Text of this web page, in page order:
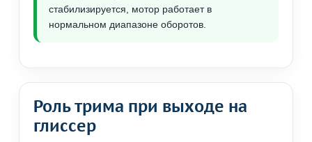
стабилизируется, мотор работает в
нормальном диапазоне оборотов.
Роль трима при выходе на
глиссер